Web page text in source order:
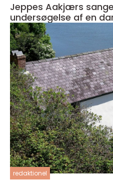
Jeppes Aakjærs
undersøgelse af en
redaktionel